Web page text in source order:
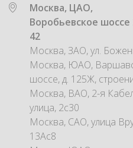
Москва, ЦАО,
Воробьевское шоссе
42
Москва, ЗАО, ул.
Москва, ЮАО,
шоссе, д. 125Ж,
Москва, ВАО, 2-я
улица, 2с30
Москва, САО, улица
13Ас8